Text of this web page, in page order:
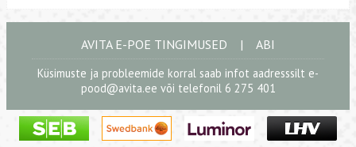
AVITA E-POE TINGIMUSED | ABI
Küsimuste ja probleemide korral saab infot aadresssilt e-
pood@avita.ee või telefonil 6 275 401